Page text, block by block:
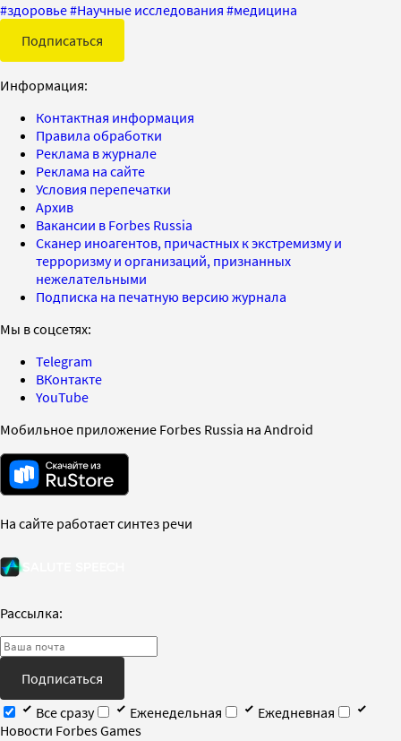
#здоровье#Научные исследования #медицина
Подписаться
Информация:
Контактная информация
Правила обработки
Реклама в журнале
Реклама на сайте
Условия перепечатки
Архив
Вакансии в Forbes Russia
Сканер иноагентов, причастных к экстремизму и
терроризму и организаций, признанных
нежелательными
Подписка на печатную версию журнала
Мы в соцсетях:
Telegram
ВКонтакте
YouTube
Мобильное приложение Forbes Russia на Android
На сайте работает синтез речи
Рассылка:
Подписаться
Все сразу
Еженедельная
Ежедневная
Новости Forbes Games